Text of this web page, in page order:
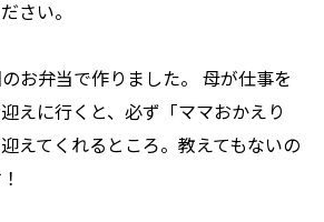
さい。
お弁当で作りました。 母が仕事を
えに行くと、必ず「ママおかえり
えてくれるところ。教えてもないの